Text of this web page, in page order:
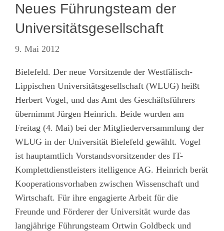
Neues Führungsteam der
Universitätsgesellschaft
9. Mai 2012
Bielefeld. Der neue Vorsitzende der Westfälisch-
Lippischen Universitätsgesellschaft (WLUG) heißt
Herbert Vogel, und das Amt des Geschäftsführers
übernimmt Jürgen Heinrich. Beide wurden am
Freitag (4. Mai) bei der Mitgliederversammlung der
WLUG in der Universität Bielefeld gewählt. Vogel
ist hauptamtlich Vorstandsvorsitzender des IT-
Komplettdienstleisters itelligence AG. Heinrich berät
Kooperationsvorhaben zwischen Wissenschaft und
Wirtschaft. Für ihre engagierte Arbeit für die
Freunde und Förderer der Universität wurde das
langjährige Führungsteam Ortwin Goldbeck und